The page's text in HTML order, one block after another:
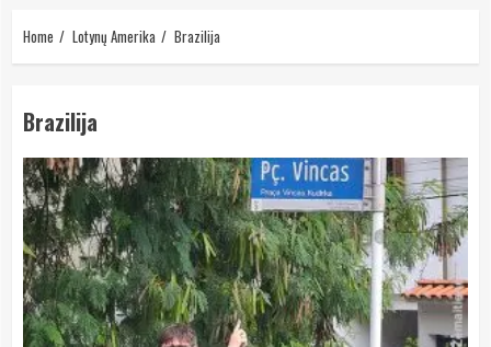
Home Lotynų Amerika Brazilija
Brazilija